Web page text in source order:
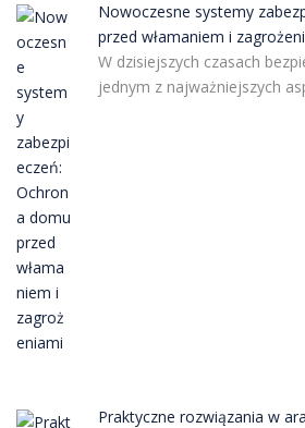
Nowoczesne systemy
przed włamaniem i
W dzisiejszych czasach
jednym z najważniejszych
Praktyczne rozwiązania w